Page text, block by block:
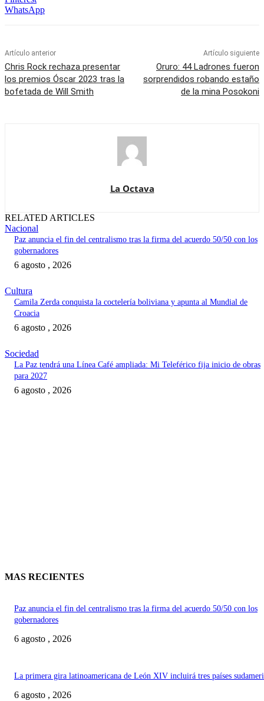
WhatsApp
Artículo anterior
Chris Rock rechaza presentar
los premios Óscar 2023 tras la
bofetada de Will Smith
Artículo siguiente
Oruro: 44 Ladrones fueron
sorprendidos robando estaño
de la mina Posokoni
La Octava
RELATED ARTICLES
Nacional
Paz anuncia el fin del centralismo tras la firma del acuerdo 50/50 con los
gobernadores
6 agosto , 2026
Cultura
Camila Zerda conquista la coctelería boliviana y apunta al Mundial de
Croacia
6 agosto , 2026
Sociedad
La Paz tendrá una Línea Café ampliada: Mi Teleférico fija inicio de obras
para 2027
6 agosto , 2026
MAS RECIENTES
Paz anuncia el fin del centralismo tras la firma del acuerdo 50/50 con los
gobernadores
6 agosto , 2026
La primera gira latinoamericana de León XIV incluirá tres países
6 agosto , 2026